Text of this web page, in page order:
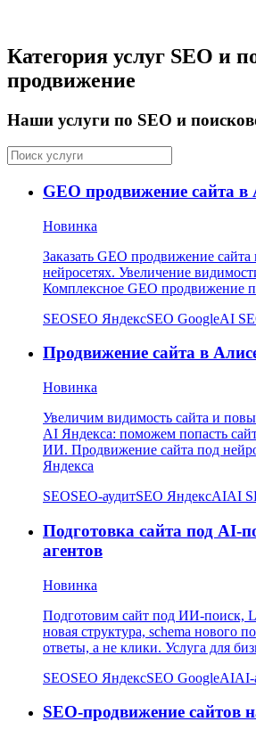
Категория услуг SEO и
продвижение
Наши услуги по SEO и
GEO продвижение сайта в
Новинка
Заказать GEO продвижение
нейросетях. Увеличение
Комплексное GEO продвижение
SEOSEO ЯндексSEO GoogleAI
Продвижение сайта в
Новинка
Увеличим видимость сайта и
AI Яндекса: поможем попасть
ИИ. Продвижение сайта под
Яндекса
SEOSEO-аудитSEO ЯндексAIAI
Подготовка сайта под AI-
агентов
Новинка
Подготовим сайт под ИИ-поиск,
новая структура, schema нового
ответы, а не клики. Услуга для
SEOSEO ЯндексSEO GoogleAIAI-
SEO-продвижение сайтов